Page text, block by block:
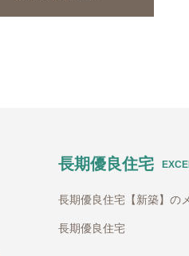
長期優良住宅
長期優良住宅【新築】の
長期優良住宅